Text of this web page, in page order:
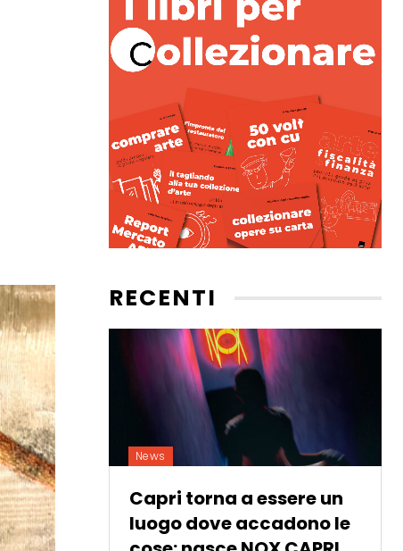
RECENTI
News
Capri torna a essere un
luogo dove accadono le